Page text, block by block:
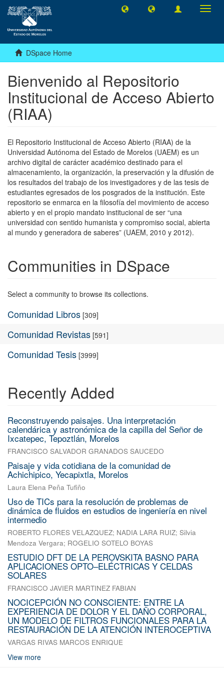
DSpace Home
Bienvenido al Repositorio
Institucional de Acceso Abierto
(RIAA)
El Repositorio Institucional de Acceso Abierto (RIAA) de la
Universidad Autónoma del Estado de Morelos (UAEM) es un
archivo digital de carácter académico destinado para el
almacenamiento, la organización, la preservación y la difusión de
los resultados del trabajo de los investigadores y de las tesis de
estudiantes egresados de los posgrados de la institución. Este
repositorio se enmarca en la filosofía del movimiento de acceso
abierto y en el propio mandato institucional de ser “una
universidad con sentido humanista y compromiso social, abierta
al mundo y generadora de saberes” (UAEM, 2010 y 2012).
Communities in DSpace
Select a community to browse its collections.
Comunidad Libros [309]
Comunidad Revistas [591]
Comunidad Tesis [3999]
Recently Added
Reconstruyendo paisajes. Una interpretación
calendárica y astronómica de la capilla del Señor de
Ixcatepec, Tepoztlán, Morelos
FRANCISCO SALVADOR GRANADOS SAUCEDO
Paisaje y vida cotidiana de la comunidad de
Achichipico, Yecapixtla, Morelos
Laura Elena Peña Tufiño
Uso de TICs para la resolución de problemas de
dinámica de fluidos en estudios de ingeniería en nivel
intermedio
ROBERTO FLORES VELAZQUEZ; NADIA LARA RUIZ; Silvia
Mendoza Vergara; ROGELIO SOTELO BOYAS
ESTUDIO DFT DE LA PEROVSKITA BASNO PARA
APLICACIONES OPTO–ELÉCTRICAS Y CELDAS
SOLARES
FRANCISCO JAVIER MARTINEZ FABIAN
NOCICEPCIÓN NO CONSCIENTE: ENTRE LA
EXPERIENCIA DE DOLOR Y EL DAÑO CORPORAL,
UN MODELO DE FILTROS FUNCIONALES PARA LA
RESTAURACIÓN DE LA ATENCIÓN INTEROCEPTIVA
VARGAS RIVAS MARCOS ENRIQUE
View more